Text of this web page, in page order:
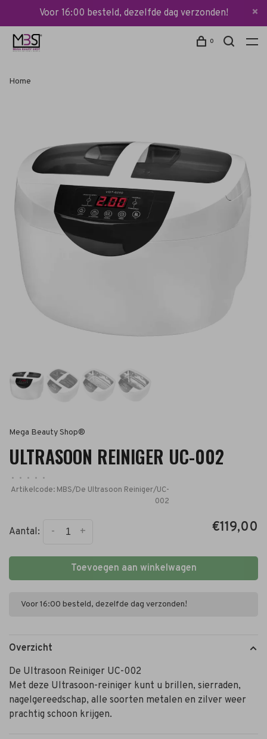
Voor 16:00 besteld, dezelfde dag verzonden!
0
Home
Mega Beauty Shop®
ULTRASOON REINIGER UC-002
• • • •
•
Artikelcode:MBS/De Ultrasoon Reiniger/UC-
002
Aantal: +
- €119,00
Toevoegen aan winkelwagen
Voor 16:00 besteld, dezelfde dag verzonden!
Overzicht
De Ultrasoon Reiniger UC-002
Met deze Ultrasoon-reiniger kunt u brillen, sierraden,
nagelgereedschap, alle soorten metalen en zilver weer
prachtig schoon krijgen.